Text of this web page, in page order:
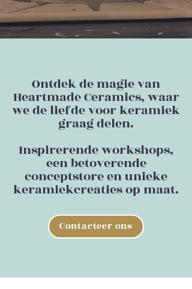
Ontdek de magie van
Heartmade Ceramics, waar
we de liefde voor keramiek
graag delen.
Inspirerende workshops,
een betoverende
conceptstore en unieke
keramiekcreaties op maat.
Contacteer ons